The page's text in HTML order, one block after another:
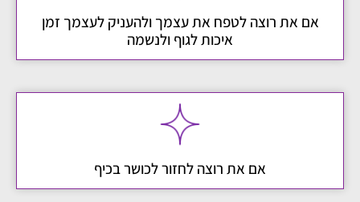
אם את רוצה לטפח את עצמך ולהעניק לעצמך זמן
איכות לגוף ולנשמה
אם את רוצה לחזור לכושר בכיף